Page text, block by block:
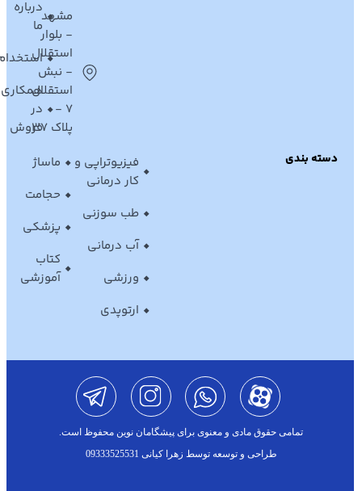
مشهد
- بلوار
استقلال
- نبش
استقلال
7 -
پلاک 37
درباره
ما
استخدام
همکاری
در
فروش
دسته بندی
فیزیوتراپی و
کار درمانی
طب سوزنی
آب درمانی
ورزشی
ارتوپدی
ماساژ
حجامت
پزشکی
کتاب
آموزشی
تمامی حقوق مادی و معنوی برای پیشگامان نوین محفوظ است.
طراحی و توسعه توسط زهرا کیانی 09333525531